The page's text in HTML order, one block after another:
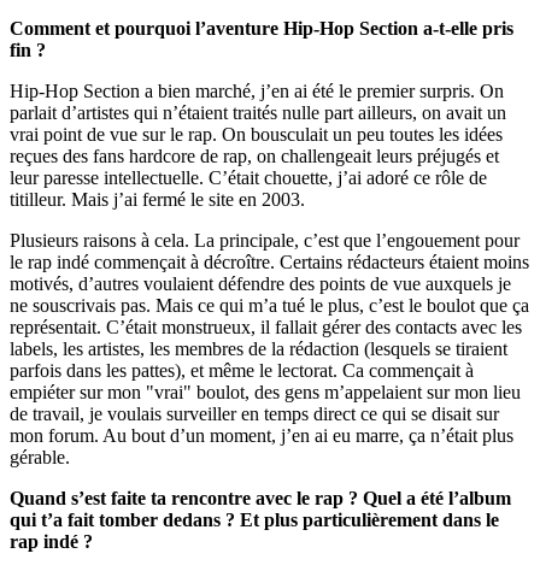
Comment et pourquoi l’aventure Hip-Hop Section a-t-elle pris
fin ?
Hip-Hop Section a bien marché, j’en ai été le premier surpris. On
parlait d’artistes qui n’étaient traités nulle part ailleurs, on avait un
vrai point de vue sur le rap. On bousculait un peu toutes les idées
reçues des fans hardcore de rap, on challengeait leurs préjugés et
leur paresse intellectuelle. C’était chouette, j’ai adoré ce rôle de
titilleur. Mais j’ai fermé le site en 2003.
Plusieurs raisons à cela. La principale, c’est que l’engouement pour
le rap indé commençait à décroître. Certains rédacteurs étaient moins
motivés, d’autres voulaient défendre des points de vue auxquels je
ne souscrivais pas. Mais ce qui m’a tué le plus, c’est le boulot que ça
représentait. C’était monstrueux, il fallait gérer des contacts avec les
labels, les artistes, les membres de la rédaction (lesquels se tiraient
parfois dans les pattes), et même le lectorat. Ca commençait à
empiéter sur mon "vrai" boulot, des gens m’appelaient sur mon lieu
de travail, je voulais surveiller en temps direct ce qui se disait sur
mon forum. Au bout d’un moment, j’en ai eu marre, ça n’était plus
gérable.
Quand s’est faite ta rencontre avec le rap ? Quel a été l’album
qui t’a fait tomber dedans ? Et plus particulièrement dans le
rap indé ?